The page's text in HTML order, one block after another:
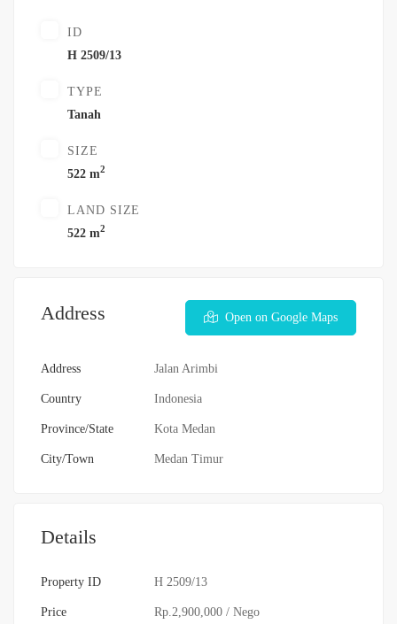
ID
H 2509/13
TYPE
Tanah
SIZE
522 m2
LAND SIZE
522 m2
Address Open on Google Maps
Address Jalan Arimbi
Country Indonesia
Province/State Kota Medan
City/Town Medan Timur
Details
Property ID H 2509/13
Price Rp.2,900,000 / Nego